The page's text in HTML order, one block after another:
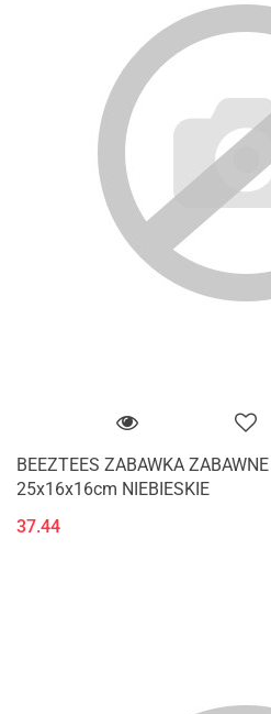
BEEZTEES ZABAWKA
25x16x16cm NIEBIESKIE
37.44